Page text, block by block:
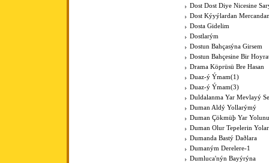
Dost Dost Diye Nicesine
Dost Kýyýlardan
Dosta Gidelim
Dostlarým
Dostun Bahçasýna Girsem
Dostun Bahçesine Bir
Drama Köprüsü Bre Hasan
Duaz-ý Ýmam(1)
Duaz-ý Ýmam(3)
Duldalanma Yar Mevlayý
Duman Aldý Yollarýmý
Duman Çökmüþ Yar
Duman Olur Tepelerin
Dumanda Bastý Daðlara
Dumaným Derelere-1
Dumluca'nýn Bayýrýna